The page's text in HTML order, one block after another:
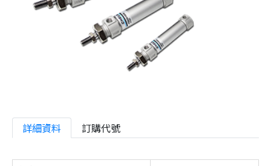
詳細資料 訂購代號